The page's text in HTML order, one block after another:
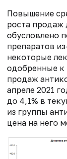
Повышение
роста продаж
обусловлено
препаратов
некоторые
одобренные к
продаж
апреле 2021
до 4,1% в
из группы
цена на него